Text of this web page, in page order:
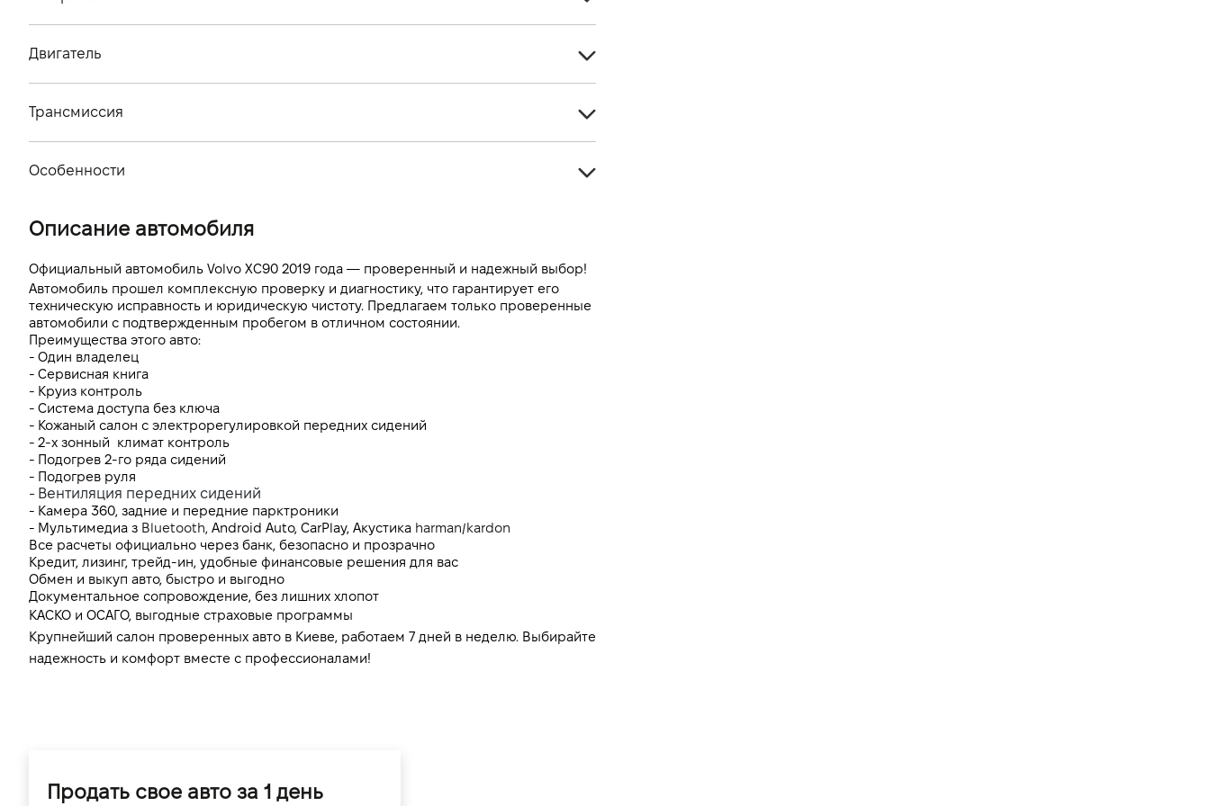
Количество мест, шт
Двигатель
Объем двигателя (см.куб.)
Расход топлива, л/100 км (смешанный)
Выбросы CO2, г/км (смешанный)
Динамика разгона 0-100 км/ч
Трансмиссия
Особенности
Описание автомобиля
Официальный автомобиль Volvo XC90 2019 года — проверенный и надежный выбор!
Автомобиль прошел комплексную проверку и диагностику, что гарантирует его
техническую исправность и юридическую чистоту. Предлагаем только проверенные
автомобили с подтвержденным пробегом в отличном состоянии.
Преимущества этого авто:
- Один владелец
- Сервисная книга
- Круиз контроль
- Система доступа без ключа
- Кожаный салон с электрорегулировкой передних сидений
- 2-х зонный  климат контроль
- Подогрев 2-го ряда сидений
- Подогрев руля
- Вентиляция передних сидений
- Камера 360, задние и передние парктроники
- Мультимедиа з Bluetooth, Android Auto, CarPlay, Акустика harman/kardon
Все расчеты официально через банк, безопасно и прозрачно
Кредит, лизинг, трейд-ин, удобные финансовые решения для вас
Обмен и выкуп авто, быстро и выгодно
Документальное сопровождение, без лишних хлопот
КАСКО и ОСАГО, выгодные страховые программы
Крупнейший салон проверенных авто в Киеве, работаем 7 дней в неделю. Выбирайте
надежность и комфорт вместе с профессионалами!
Продать свое авто за 1 день